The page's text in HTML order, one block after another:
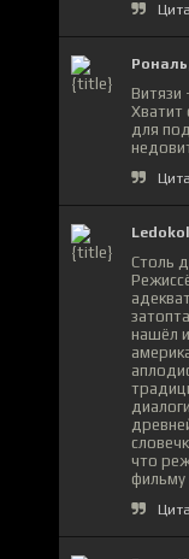
Витязи
Хватит
для
Ledokol
Столь
нашёл
что
фильму